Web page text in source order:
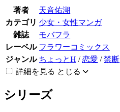
著者
天音佑湖
カテゴリ 少女・女性マンガ
雑誌
モバフラ
レーベル フラワーコミックス
ジャンル ちょっとH /恋愛 /禁断
詳細を見る とじる
シリーズ